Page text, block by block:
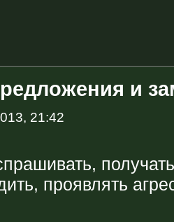
и
21:42
проявлять